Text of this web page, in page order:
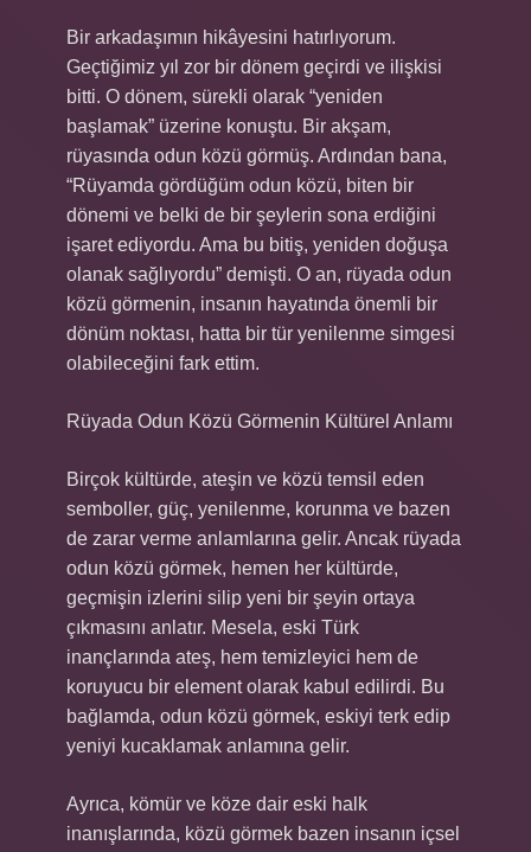
Bir arkadaşımın hikâyesini hatırlıyorum.
Geçtiğimiz yıl zor bir dönem geçirdi ve ilişkisi
bitti. O dönem, sürekli olarak “yeniden
başlamak” üzerine konuştu. Bir akşam,
rüyasında odun közü görmüş. Ardından bana,
“Rüyamda gördüğüm odun közü, biten bir
dönemi ve belki de bir şeylerin sona erdiğini
işaret ediyordu. Ama bu bitiş, yeniden doğuşa
olanak sağlıyordu” demişti. O an, rüyada odun
közü görmenin, insanın hayatında önemli bir
dönüm noktası, hatta bir tür yenilenme simgesi
olabileceğini fark ettim.
Rüyada Odun Közü Görmenin Kültürel Anlamı
Birçok kültürde, ateşin ve közü temsil eden
semboller, güç, yenilenme, korunma ve bazen
de zarar verme anlamlarına gelir. Ancak rüyada
odun közü görmek, hemen her kültürde,
geçmişin izlerini silip yeni bir şeyin ortaya
çıkmasını anlatır. Mesela, eski Türk
inançlarında ateş, hem temizleyici hem de
koruyucu bir element olarak kabul edilirdi. Bu
bağlamda, odun közü görmek, eskiyi terk edip
yeniyi kucaklamak anlamına gelir.
Ayrıca, kömür ve köze dair eski halk
inanışlarında, közü görmek bazen insanın içsel